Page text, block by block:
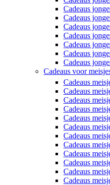
Cadeaus
Cadeaus
Cadeaus
Cadeaus
Cadeaus
Cadeaus
Cadeaus
Cadeaus voor
Cadeaus
Cadeaus
Cadeaus
Cadeaus
Cadeaus
Cadeaus
Cadeaus
Cadeaus
Cadeaus
Cadeaus
Cadeaus
Cadeaus